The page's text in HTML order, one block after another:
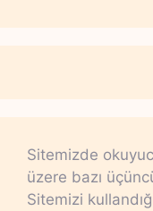
Sitemizde
üzere bazı
Sitemizi